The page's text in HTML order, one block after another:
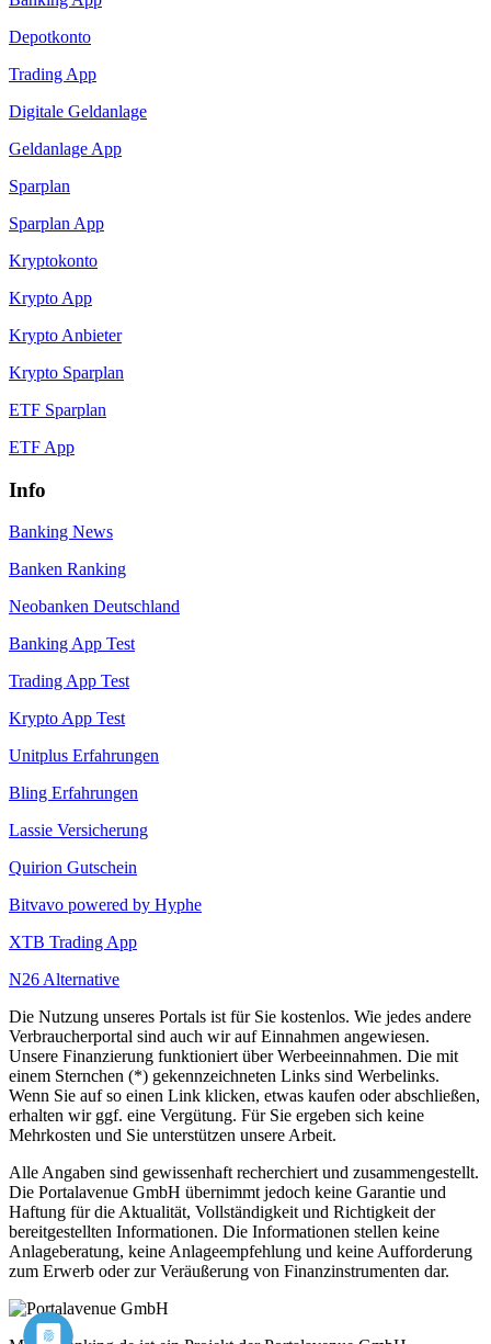
Depotkonto
Trading App
Digitale Geldanlage
Geldanlage App
Sparplan
Sparplan App
Kryptokonto
Krypto App
Krypto Anbieter
Krypto Sparplan
ETF Sparplan
ETF App
Info
Banking News
Banken Ranking
Neobanken Deutschland
Banking App Test
Trading App Test
Krypto App Test
Unitplus Erfahrungen
Bling Erfahrungen
Lassie Versicherung
Quirion Gutschein
Bitvavo powered by Hyphe
XTB Trading App
N26 Alternative
Die Nutzung unseres Portals ist für Sie kostenlos. Wie jedes andere
Verbraucherportal sind auch wir auf Einnahmen angewiesen.
Unsere Finanzierung funktioniert über Werbeeinnahmen. Die mit
einem Sternchen (*) gekennzeichneten Links sind Werbelinks.
Wenn Sie auf so einen Link klicken, etwas kaufen oder abschließen,
erhalten wir ggf. eine Vergütung. Für Sie ergeben sich keine
Mehrkosten und Sie unterstützen unsere Arbeit.
Alle Angaben sind gewissenhaft recherchiert und zusammengestellt.
Die Portalavenue GmbH übernimmt jedoch keine Garantie und
Haftung für die Aktualität, Vollständigkeit und Richtigkeit der
bereitgestellten Informationen. Die Informationen stellen keine
Anlageberatung, keine Anlageempfehlung und keine Aufforderung
zum Erwerb oder zur Veräußerung von Finanzinstrumenten dar.